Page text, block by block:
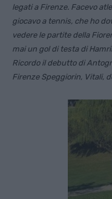
legati a Firenze. Facevo
giocavo a tennis, che ho
vedere le partite della
mai un gol di testa di
Ricordo il debutto di
Firenze Speggiorin, Vitali,